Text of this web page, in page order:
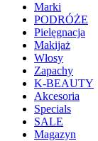
Marki
PODRÓŻE
Pielęgnacja
Makijaż
Włosy
Zapachy
K-BEAUTY
Akcesoria
Specials
SALE
Magazyn